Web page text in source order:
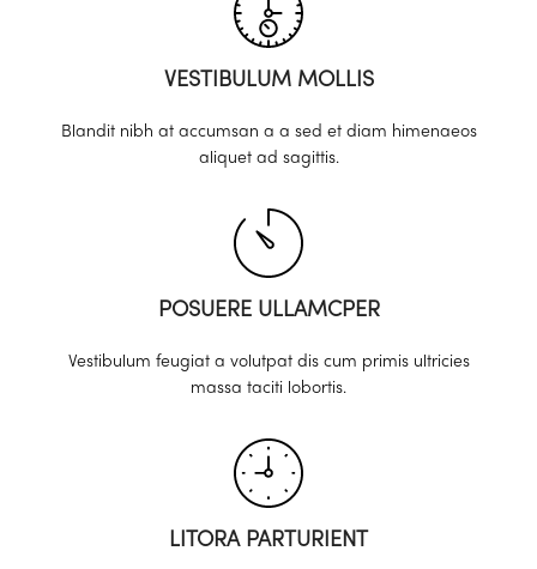
VESTIBULUM MOLLIS
Blandit nibh at accumsan a a sed et diam himenaeos
aliquet ad sagittis.
POSUERE ULLAMCPER
Vestibulum feugiat a volutpat dis cum primis ultricies
massa taciti lobortis.
LITORA PARTURIENT